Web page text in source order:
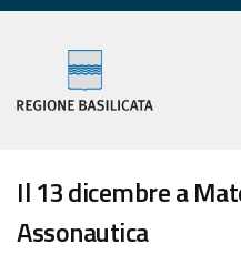
Il 13 dicembre a
Assonautica